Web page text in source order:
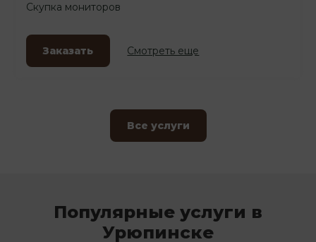
Скупка мониторов
Заказать Смотреть еще
Все услуги
Популярные услуги в
Урюпинске